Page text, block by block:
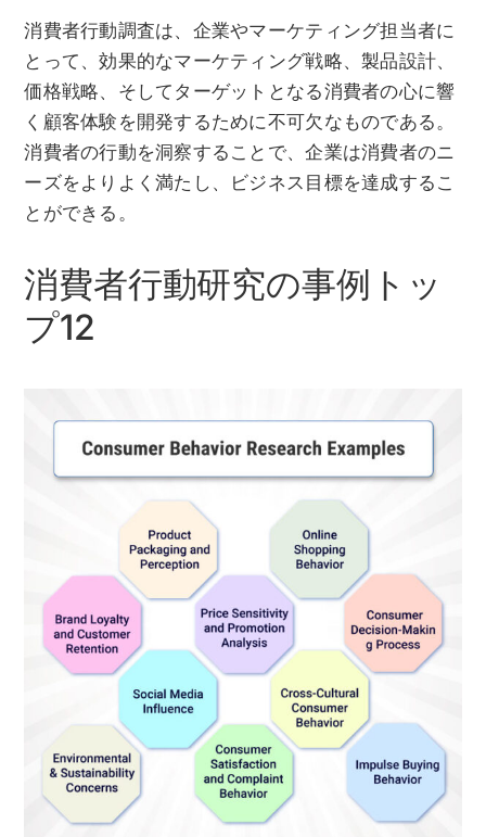
消費者行動調査は、企業やマーケティング担当者に
とって、効果的なマーケティング戦略、製品設計、
価格戦略、そしてターゲットとなる消費者の心に響
く顧客体験を開発するために不可欠なものである。
消費者の行動を洞察することで、企業は消費者のニ
ーズをよりよく満たし、ビジネス目標を達成するこ
とができる。
消費者行動研究の事例トッ
プ12